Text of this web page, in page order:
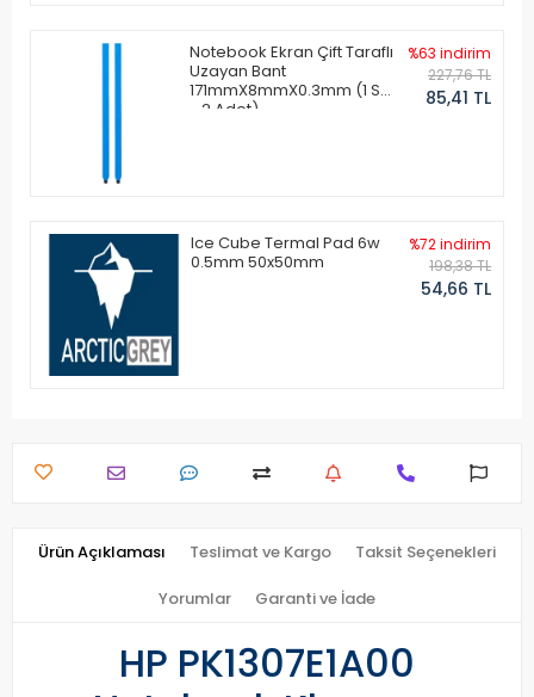
Notebook Ekran Çift Taraflı
Uzayan Bant
171mmX8mmX0.3mm (1 Set
- 2 Adet)
%63 indirim
227,76 TL
85,41 TL
Ice Cube Termal Pad 6w
0.5mm 50x50mm
%72 indirim
198,38 TL
54,66 TL
Ürün Açıklaması Teslimat ve Kargo Taksit Seçenekleri
Yorumlar Garanti ve İade
HP PK1307E1A00